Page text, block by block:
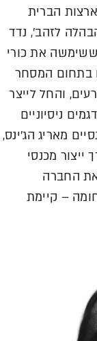
הברית
בתקופת 'הבהלה לזהב', נדד
את כורי
בתחום המסחר
והחל לייצר
ניסיוניים
מאריג הג'ינס,
מכנסי
את החברה
– קיימת